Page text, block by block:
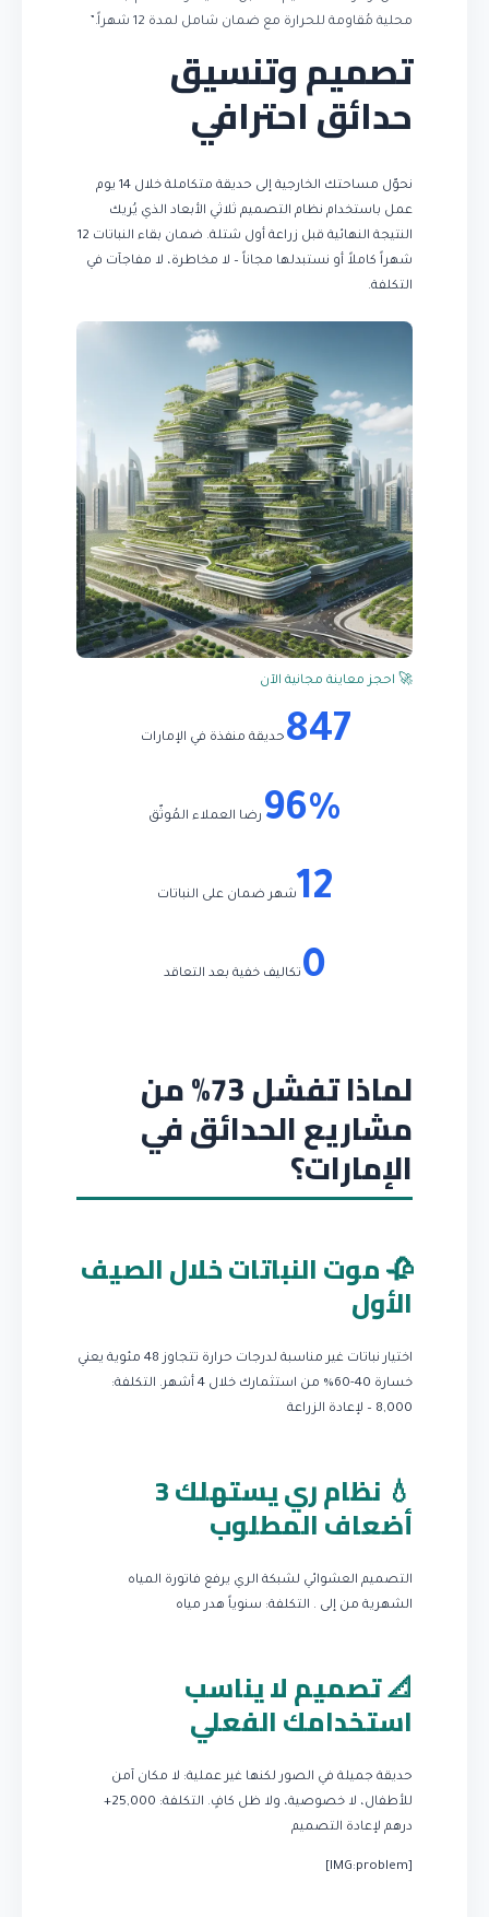
محلية مُقاومة للحرارة مع ضمان شامل لمدة 12 شهراً.”
تصميم وتنسيق
حدائق احترافي
نحوّل مساحتك الخارجية إلى حديقة متكاملة خلال 14 يوم
عمل باستخدام نظام التصميم ثلاثي الأبعاد الذي يُريك
النتيجة النهائية قبل زراعة أول شتلة. ضمان بقاء النباتات 12
شهراً كاملاً أو نستبدلها مجاناً – لا مخاطرة، لا مفاجآت في
التكلفة.
🚀 احجز معاينة مجانية الآن
847 حديقة منفذة في الإمارات
96% رضا العملاء المُوثّق
12شهر ضمان على النباتات
0 تكاليف خفية بعد التعاقد
لماذا تفشل 73% من
مشاريع الحدائق في
الإمارات؟
🥀 موت النباتات خلال الصيف
الأول
اختيار نباتات غير مناسبة لدرجات حرارة تتجاوز 48 مئوية يعني
خسارة 40-60% من استثمارك خلال 4 أشهر.
التكلفة:
8,000 – لإعادة الزراعة
💧 نظام ري يستهلك 3
أضعاف المطلوب
التصميم العشوائي لشبكة الري يرفع فاتورة المياه
الشهرية من إلى . التكلفة: سنوياً هدر مياه
📐 تصميم لا يناسب
استخدامك الفعلي
حديقة جميلة في الصور لكنها غير عملية: لا مكان آمن
للأطفال، لا خصوصية، ولا ظل كافٍ.
التكلفة: 25,000+
درهم لإعادة التصميم